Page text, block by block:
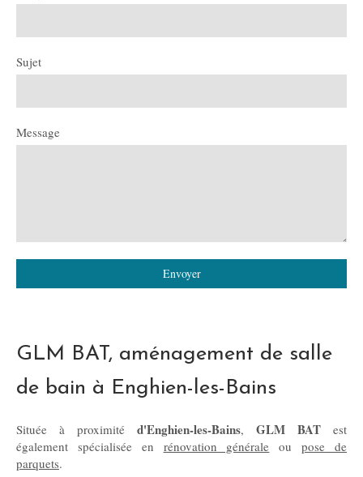
Sujet
Message
Envoyer
GLM BAT, aménagement de salle
de bain à Enghien-les-Bains
Située à proximité d'Enghien-les-Bains, GLM BAT est
également spécialisée en rénovation générale oupose de
parquets.